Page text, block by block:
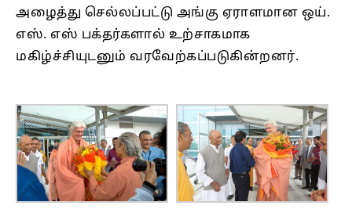
அழைத்து செல்லப்பட்டு அங்கு ஏராளமான ஒய்.
எஸ். எஸ் பக்தர்களால் உற்சாகமாக
மகிழ்ச்சியுடனும் வரவேற்கப்படுகின்றனர்.